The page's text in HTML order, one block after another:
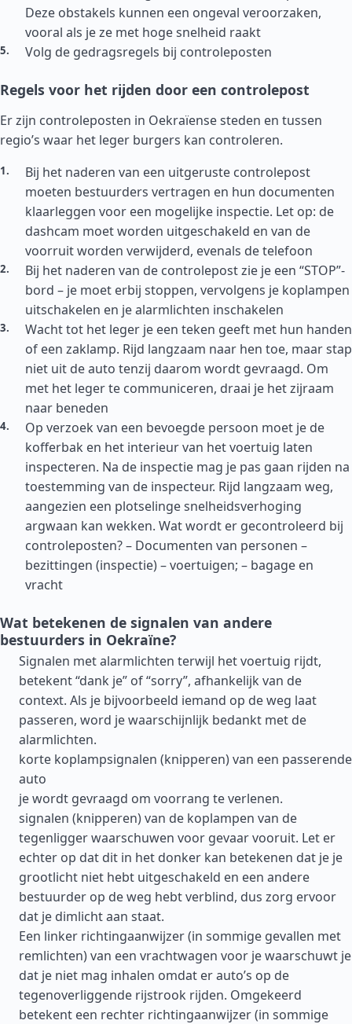
Deze obstakels kunnen een ongeval veroorzaken,
vooral als je ze met hoge snelheid raakt
Volg de gedragsregels bij controleposten
Regels voor het rijden door een controlepost
Er zijn controleposten in Oekraïense steden en tussen
regio’s waar het leger burgers kan controleren.
Bij het naderen van een uitgeruste controlepost
moeten bestuurders vertragen en hun documenten
klaarleggen voor een mogelijke inspectie. Let op: de
dashcam moet worden uitgeschakeld en van de
voorruit worden verwijderd, evenals de telefoon
Bij het naderen van de controlepost zie je een “STOP”-
bord – je moet erbij stoppen, vervolgens je koplampen
uitschakelen en je alarmlichten inschakelen
Wacht tot het leger je een teken geeft met hun handen
of een zaklamp. Rijd langzaam naar hen toe, maar stap
niet uit de auto tenzij daarom wordt gevraagd. Om
met het leger te communiceren, draai je het zijraam
naar beneden
Op verzoek van een bevoegde persoon moet je de
kofferbak en het interieur van het voertuig laten
inspecteren. Na de inspectie mag je pas gaan rijden na
toestemming van de inspecteur. Rijd langzaam weg,
aangezien een plotselinge snelheidsverhoging
argwaan kan wekken. Wat wordt er gecontroleerd bij
controleposten? – Documenten van personen –
bezittingen (inspectie) – voertuigen; – bagage en
vracht
Wat betekenen de signalen van andere
bestuurders in Oekraïne?
Signalen met alarmlichten terwijl het voertuig rijdt,
betekent “dank je” of “sorry”, afhankelijk van de
context. Als je bijvoorbeeld iemand op de weg laat
passeren, word je waarschijnlijk bedankt met de
alarmlichten.
korte koplampsignalen (knipperen) van een passerende
auto
je wordt gevraagd om voorrang te verlenen.
signalen (knipperen) van de koplampen van de
tegenligger waarschuwen voor gevaar vooruit. Let er
echter op dat dit in het donker kan betekenen dat je je
grootlicht niet hebt uitgeschakeld en een andere
bestuurder op de weg hebt verblind, dus zorg ervoor
dat je dimlicht aan staat.
Een linker richtingaanwijzer (in sommige gevallen met
remlichten) van een vrachtwagen voor je waarschuwt je
dat je niet mag inhalen omdat er auto’s op de
tegenoverliggende rijstrook rijden. Omgekeerd
betekent een rechter richtingaanwijzer (in sommige